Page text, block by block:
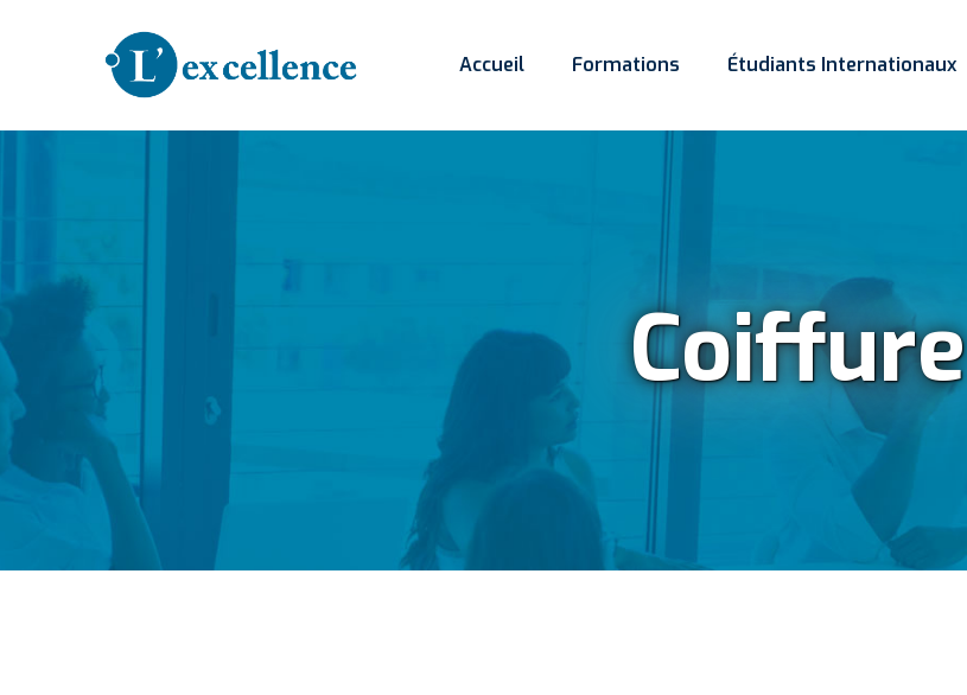
Accueil Formations Étudiants Internationaux
Coiffure